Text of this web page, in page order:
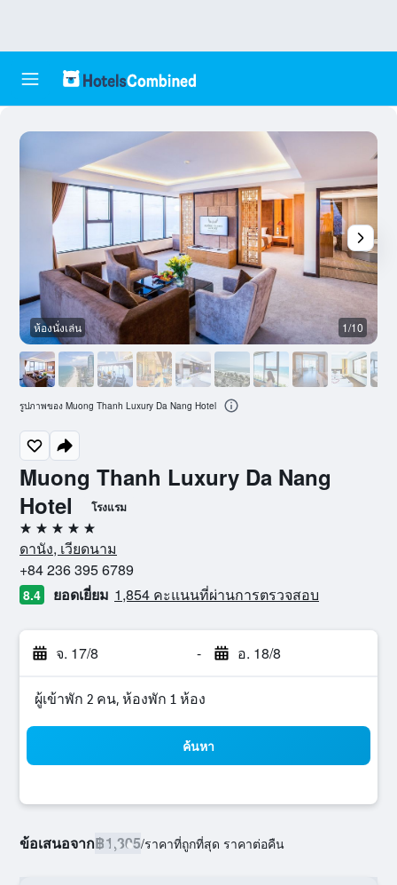
Muong Thanh Luxury Da Nang
Hotel
โรงแรม
5 ดาว
ดานัง, เวียดนาม
+84 236 395 6789
8.4 ยอดเยี่ยม 1,854 คะแนนที่ผ่านการตรวจสอบ
จ. 17/8 - อ. 18/8
ผู้เข้าพัก 2 คน, ห้องพัก 1 ห้อง
ค้นหา
ข้อเสนอจาก฿1,305/ราคาที่ถูกที่สุด ราคาต่อคืน
ห้องนั่งเล่น 1/10
รูปภาพของ Muong Thanh Luxury Da Nang Hotel